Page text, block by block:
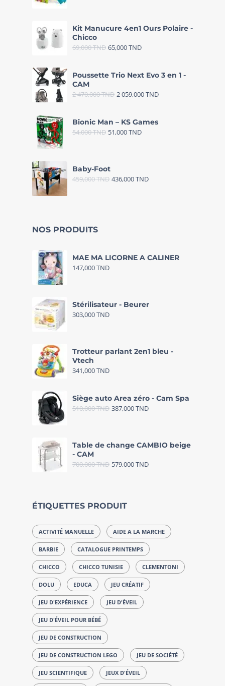
Kit Manucure 4en1 Ours Polaire -
Chicco
69,000TND 65,000TND
Poussette Trio Next Evo 3 en 1 -
CAM
2 470,000TND 2 059,000TND
Bionic Man – KS Games
54,000TND 51,000TND
Baby-Foot
459,000TND 436,000TND
NOS PRODUITS
MAE MA LICORNE A CALINER
147,000TND
Stérilisateur - Beurer
303,000TND
Trotteur parlant 2en1 bleu -
Vtech
341,000TND
Siège auto Area zéro - Cam Spa
510,000TND 387,000TND
Table de change CAMBIO beige
- CAM
700,000TND 579,000TND
ÉTIQUETTES PRODUIT
ACTIVITÉ MANUELLE AIDE A LA MARCHE
BARBIE CATALOGUE PRINTEMPS
CHICCO CHICCO TUNISIE CLEMENTONI
DOLU EDUCA JEU CRÉATIF
JEU D'EXPÉRIENCE JEU D'ÉVEIL
JEU D'ÉVEIL POUR BÉBÉ
JEU DE CONSTRUCTION
JEU DE CONSTRUCTION LEGO JEU DE SOCIÉTÉ
JEU SCIENTIFIQUE JEUX D'ÉVEIL